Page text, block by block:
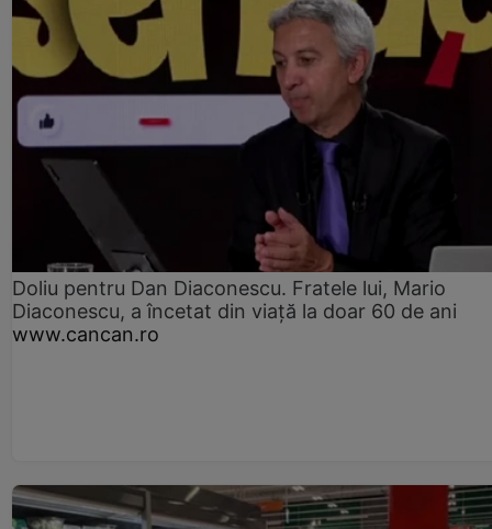
Doliu pentru Dan Diaconescu. Fratele lui, Mario
Diaconescu, a încetat din viață la doar 60 de ani
www.cancan.ro